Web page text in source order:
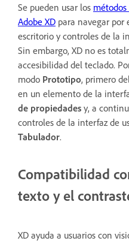
Se pueden usar los
Adobe XD para navegar por
escritorio y controles de la
Sin embargo, XD no es
accesibilidad del teclado.
modo Prototipo, primero
en un elemento de la
de propiedades y, a
controles de la interfaz de
Tabulador.
Compatibilidad
texto y el
XD ayuda a usuarios con